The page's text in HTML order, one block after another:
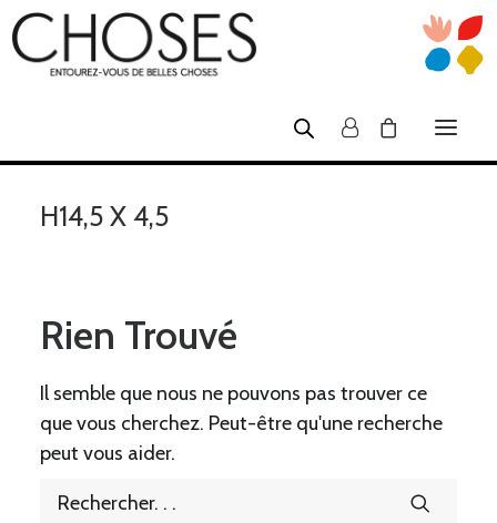
SHOP
CRÉATEURS
VENTES PRIVÉES
INFOS
H14,5 X 4,5
Rien Trouvé
Il semble que nous ne pouvons pas trouver ce
que vous cherchez. Peut-être qu'une recherche
peut vous aider.